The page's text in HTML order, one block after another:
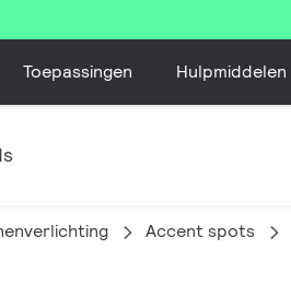
Toepassingen Hulpmiddelen
Accent spots